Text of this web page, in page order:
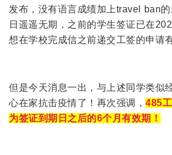
发布，没有语言成绩加上travel ban
日遥遥无期，之前的学生签证已在
想在学校完成信之前递交工签的申请
但是今天消息一出，与上述同学类似
心在家抗击疫情了！再次强调，485
为签证到期日之后的6个月有效期！